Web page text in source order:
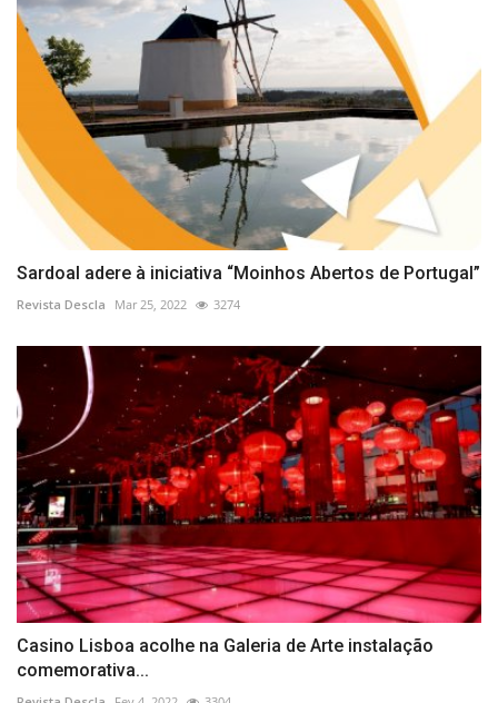
Sardoal adere à iniciativa “Moinhos Abertos de Portugal”
Revista Descla Mar 25, 2022 3274
Casino Lisboa acolhe na Galeria de Arte instalação
comemorativa...